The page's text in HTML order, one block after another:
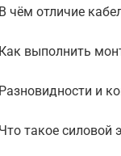
В чём отличие
Как выполнить
Разновидности и
Что такое силовой